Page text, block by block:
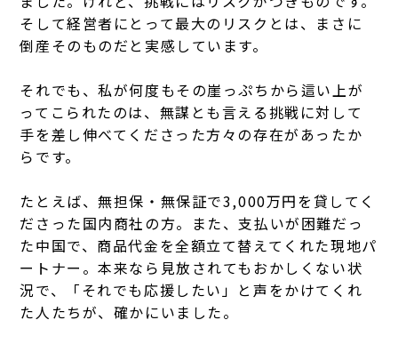
そして経営者にとって最大のリスクとは、まさに
倒産そのものだと実感しています。
それでも、私が何度もその崖っぷちから這い上が
ってこられたのは、無謀とも言える挑戦に対して
手を差し伸べてくださった方々の存在があったか
らです。
たとえば、無担保・無保証で3,000万円を貸してく
ださった国内商社の方。また、支払いが困難だっ
た中国で、商品代金を全額立て替えてくれた現地パ
ートナー。本来なら見放されてもおかしくない状
況で、「それでも応援したい」と声をかけてくれ
た人たちが、確かにいました。